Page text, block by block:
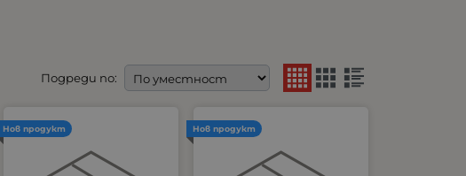
Подреди по:
Нов продукт Нов продукт